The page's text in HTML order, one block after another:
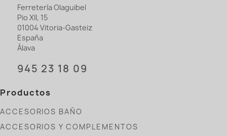
Ferretería Olaguibel
Pio XII, 15
01004 Vitoria-Gasteiz
España
Álava
945 23 18 09
Productos
ACCESORIOS BAÑO
ACCESORIOS Y COMPLEMENTOS